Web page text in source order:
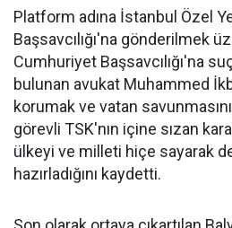
Platform adına İstanbul Özel
Başsavcılığı'na gönderilmek
Cumhuriyet Başsavcılığı'na
bulunan avukat Muhammed
korumak ve vatan
görevli TSK'nın içine sızan
ülkeyi ve milleti hiçe sayarak
hazırladığını kaydetti.